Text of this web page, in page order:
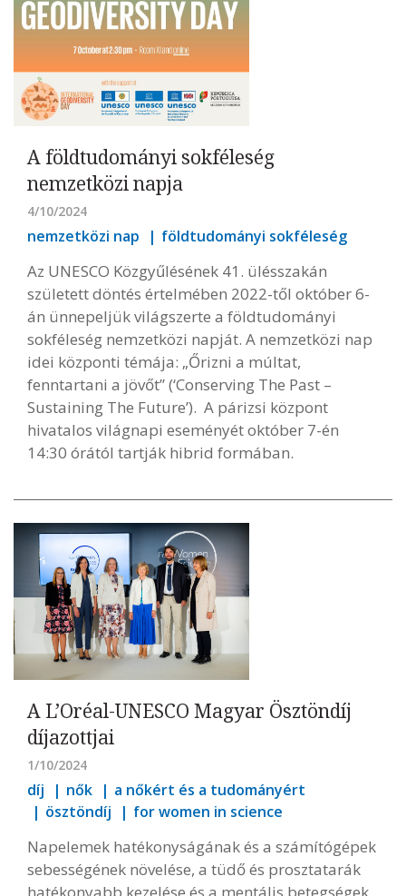
A földtudományi sokféleség
nemzetközi napja
4/10/2024
nemzetközi nap földtudományi sokféleség
Az UNESCO Közgyűlésének 41. ülésszakán
született döntés értelmében 2022-től október 6-
án ünnepeljük világszerte a földtudományi
sokféleség nemzetközi napját. A nemzetközi nap
idei központi témája: „Őrizni a múltat,
fenntartani a jövőt” (‘Conserving The Past –
Sustaining The Future’). A párizsi központ
hivatalos világnapi eseményét október 7-én
14:30 órától tartják hibrid formában.
A L’Oréal-UNESCO Magyar Ösztöndíj
díjazottjai
1/10/2024
díj nők
a nőkért és a tudományért
ösztöndíj
for women in science
Napelemek hatékonyságának és a számítógépek
sebességének növelése, a tüdő és prosztatarák